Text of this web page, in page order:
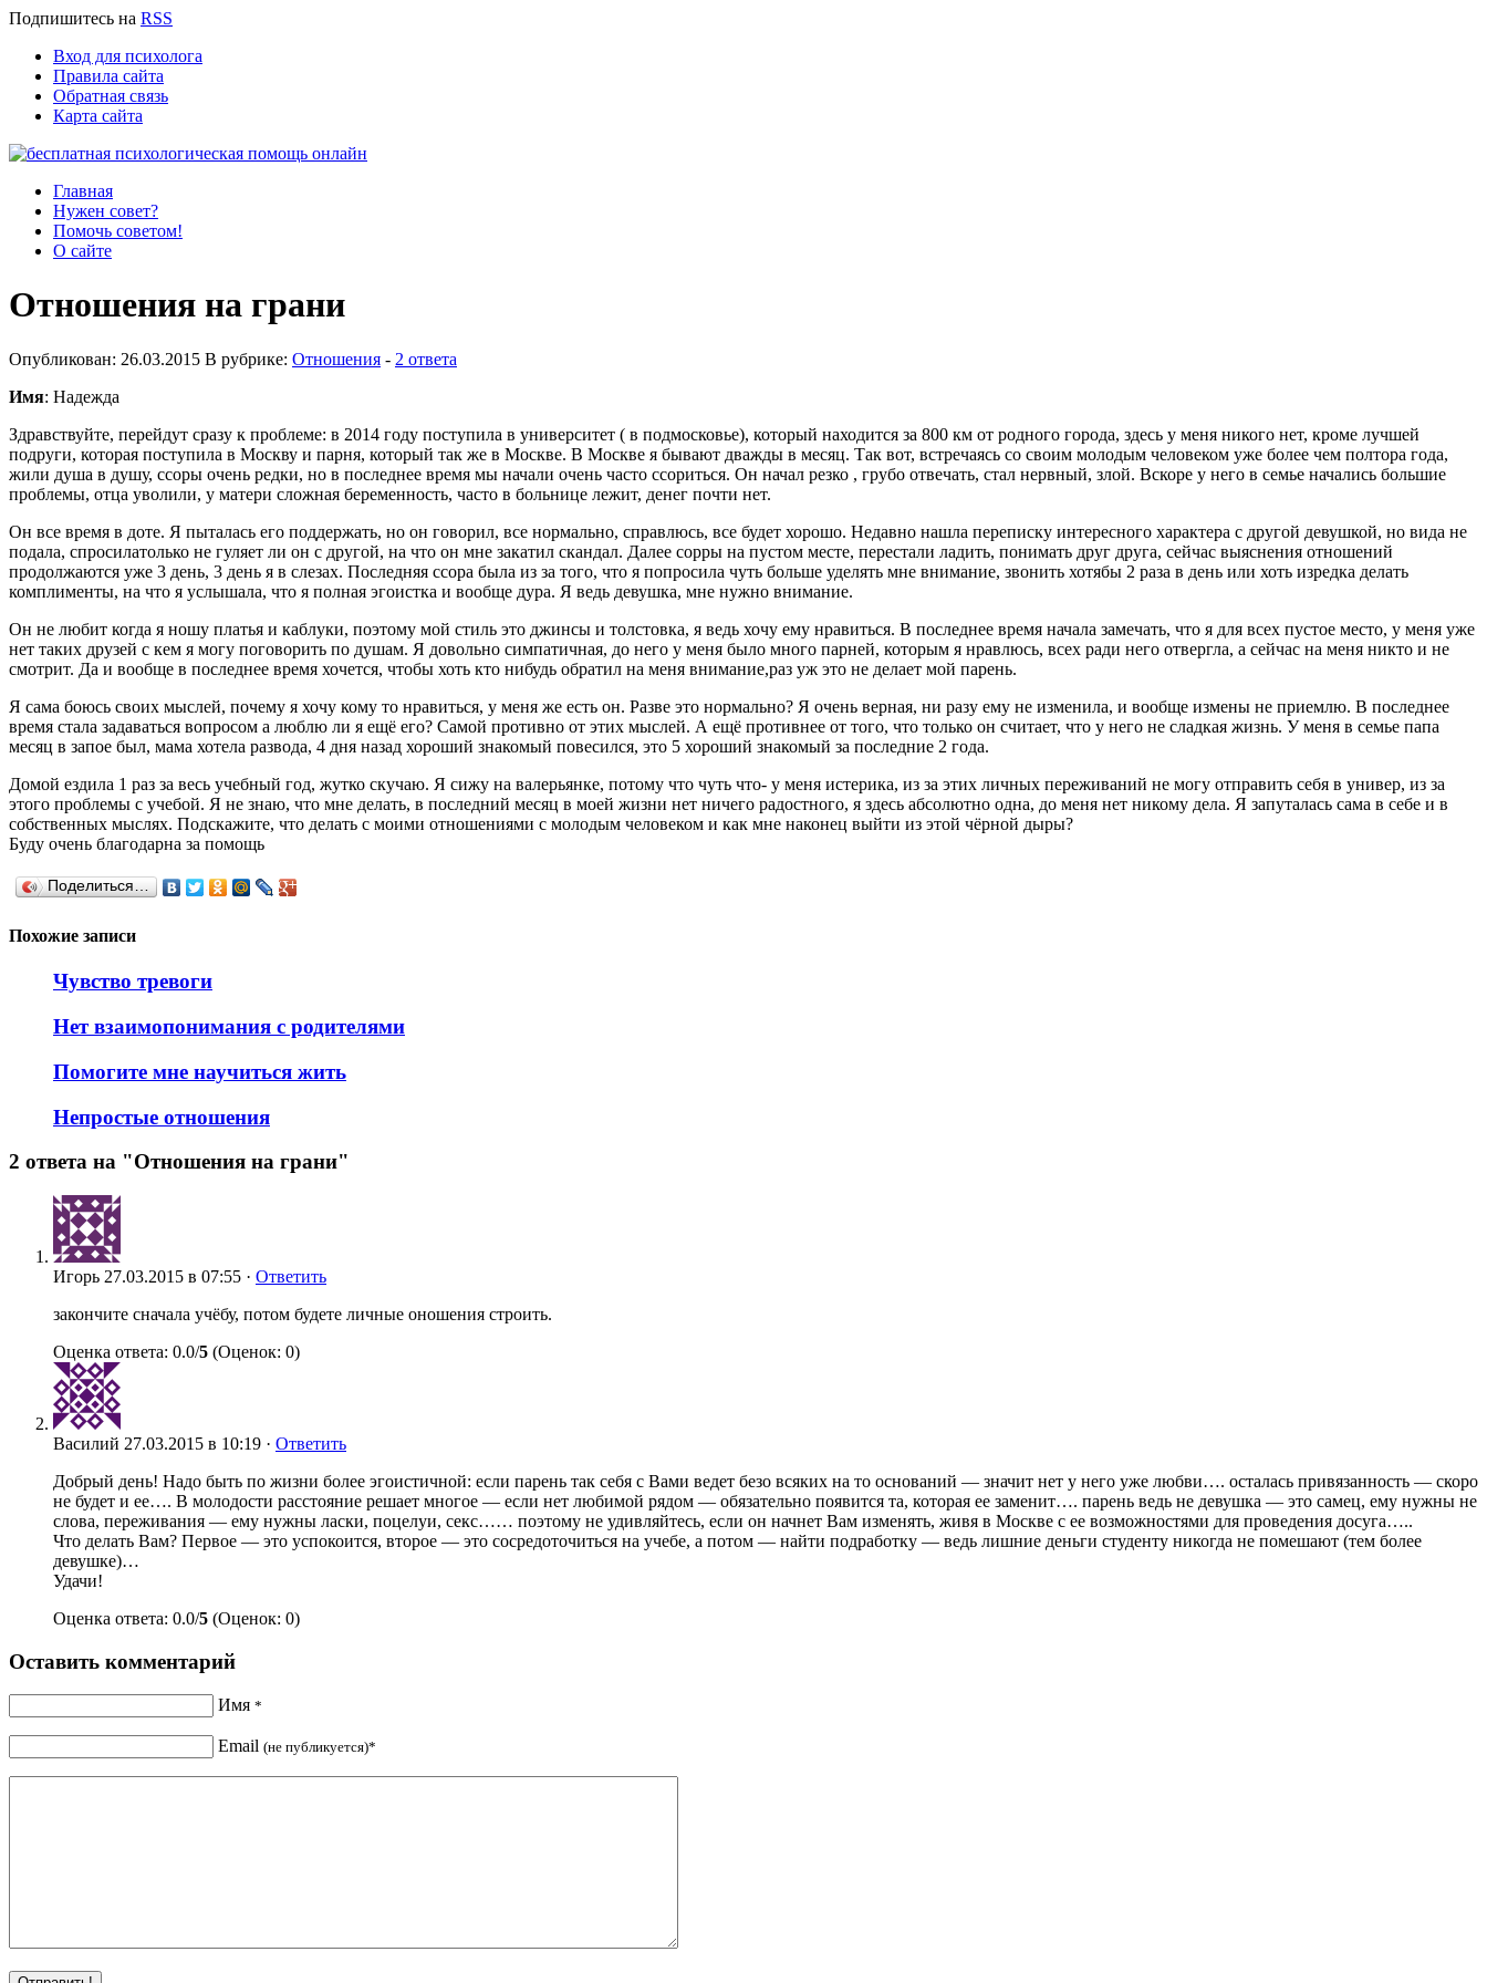
Подпишитесь на RSS
Вход для психолога
Правила сайта
Обратная связь
Карта сайта
Главная
Нужен совет?
Помочь советом!
О сайте
Отношения на грани
Опубликован: 26.03.2015 В рубрике: Отношения - 2 ответа
Имя: Надежда
Здравствуйте, перейдут сразу к проблеме: в 2014 году поступила в университет ( в подмосковье), который находится за 800 км от родного города, здесь у меня никого нет, кроме лучшей
подруги, которая поступила в Москву и парня, который так же в Москве. В Москве я бывают дважды в месяц. Так вот, встречаясь со своим молодым человеком уже более чем полтора года,
жили душа в душу, ссоры очень редки, но в последнее время мы начали очень часто ссориться. Он начал резко , грубо отвечать, стал нервный, злой. Вскоре у него в семье начались большие
проблемы, отца уволили, у матери сложная беременность, часто в больнице лежит, денег почти нет.
Он все время в доте. Я пыталась его поддержать, но он говорил, все нормально, справлюсь, все будет хорошо. Недавно нашла переписку интересного характера с другой девушкой, но вида не
подала, спросилатолько не гуляет ли он с другой, на что он мне закатил скандал. Далее сорры на пустом месте, перестали ладить, понимать друг друга, сейчас выяснения отношений
продолжаются уже 3 день, 3 день я в слезах. Последняя ссора была из за того, что я попросила чуть больше уделять мне внимание, звонить хотябы 2 раза в день или хоть изредка делать
комплименты, на что я услышала, что я полная эгоистка и вообще дура. Я ведь девушка, мне нужно внимание.
Он не любит когда я ношу платья и каблуки, поэтому мой стиль это джинсы и толстовка, я ведь хочу ему нравиться. В последнее время начала замечать, что я для всех пустое место, у меня уже
нет таких друзей с кем я могу поговорить по душам. Я довольно симпатичная, до него у меня было много парней, которым я нравлюсь, всех ради него отвергла, а сейчас на меня никто и не
смотрит. Да и вообще в последнее время хочется, чтобы хоть кто нибудь обратил на меня внимание,раз уж это не делает мой парень.
Я сама боюсь своих мыслей, почему я хочу кому то нравиться, у меня же есть он. Разве это нормально? Я очень верная, ни разу ему не изменила, и вообще измены не приемлю. В последнее
время стала задаваться вопросом а люблю ли я ещё его? Самой противно от этих мыслей. А ещё противнее от того, что только он считает, что у него не сладкая жизнь. У меня в семье папа
месяц в запое был, мама хотела развода, 4 дня назад хороший знакомый повесился, это 5 хороший знакомый за последние 2 года.
Домой ездила 1 раз за весь учебный год, жутко скучаю. Я сижу на валерьянке, потому что чуть что- у меня истерика, из за этих личных переживаний не могу отправить себя в универ, из за
этого проблемы с учебой. Я не знаю, что мне делать, в последний месяц в моей жизни нет ничего радостного, я здесь абсолютно одна, до меня нет никому дела. Я запуталась сама в себе и в
собственных мыслях. Подскажите, что делать с моими отношениями с молодым человеком и как мне наконец выйти из этой чёрной дыры?
Буду очень благодарна за помощь
Поделиться…
Похожие записи
Чувство тревоги
Нет взаимопонимания с родителями
Помогите мне научиться жить
Непростые отношения
2 ответа на "Отношения на грани"
Игорь 27.03.2015 в 07:55 · Ответить
закончите сначала учёбу, потом будете личные оношения строить.
Оценка ответа: 0.0/5 (Оценок: 0)
Василий 27.03.2015 в 10:19 · Ответить
Добрый день! Надо быть по жизни более эгоистичной: если парень так себя с Вами ведет безо всяких на то оснований — значит нет у него уже любви…. осталась привязанность — скоро
не будет и ее…. В молодости расстояние решает многое — если нет любимой рядом — обязательно появится та, которая ее заменит…. парень ведь не девушка — это самец, ему нужны не
слова, переживания — ему нужны ласки, поцелуи, секс…… поэтому не удивляйтесь, если он начнет Вам изменять, живя в Москве с ее возможностями для проведения досуга…..
Что делать Вам? Первое — это успокоится, второе — это сосредоточиться на учебе, а потом — найти подработку — ведь лишние деньги студенту никогда не помешают (тем более
девушке)…
Удачи!
Оценка ответа: 0.0/5 (Оценок: 0)
Оставить комментарий
Имя *
Email (не публикуется)*